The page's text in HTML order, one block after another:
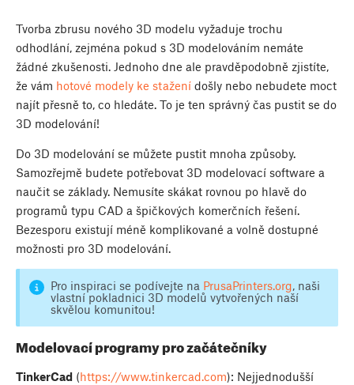
Tvorba zbrusu nového 3D modelu vyžaduje trochu
odhodlání, zejména pokud s 3D modelováním nemáte
žádné zkušenosti. Jednoho dne ale pravděpodobně zjistíte,
že vám hotové modely ke stažení došly nebo nebudete moct
najít přesně to, co hledáte. To je ten správný čas pustit se do
3D modelování!
Do 3D modelování se můžete pustit mnoha způsoby.
Samozřejmě budete potřebovat 3D modelovací software a
naučit se základy. Nemusíte skákat rovnou po hlavě do
programů typu CAD a špičkových komerčních řešení.
Bezesporu existují méně komplikované a volně dostupné
možnosti pro 3D modelování.
Pro inspiraci se podívejte na PrusaPrinters.org, naši
vlastní pokladnici 3D modelů vytvořených naší
skvělou komunitou!
Modelovací programy pro začátečníky
TinkerCad (https://www.tinkercad.com): Nejjednodušší